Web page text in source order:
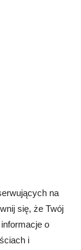
na
się, że Twój
informacje o
i